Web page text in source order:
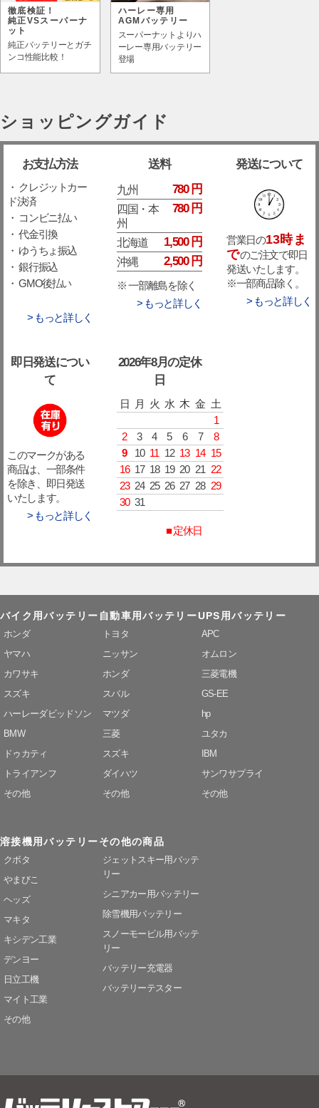
徹底検証！
純正VSスーパーナ
ット
純正バッテリーとガチ
ンコ性能比較！
ハーレー専用
AGMバッテリー
スーパーナットよりハ
ーレー専用バッテリー
登場
ショッピングガイド
お支払方法
・ クレジットカー
ド決済
・ コンビニ払い
・ 代金引換
・ ゆうちょ振込
・ 銀行振込
・ GMO後払い
> もっと詳しく
送料
九州 780 円
四国・本
州
780 円
北海道 1,500 円
沖縄 2,500 円
※ 一部離島を除く
> もっと詳しく
発送について
営業日の13時ま
でのご注文で即日
発送いたします。
※一部商品除く。
> もっと詳しく
即日発送につい
て
このマークがある
商品は、一部条件
を除き、即日発送
いたします。
> もっと詳しく
2026年8月の定休
日
日 月 火 水 木 金 土
1
2
3 4 5 6 7
8
9
10 11 12 13 14 15
16 17 18 19 20 21 22
23 24 25 26 27 28 29
30 31
■ 定休日
バイク用バッテリー
ホンダ
ヤマハ
カワサキ
スズキ
ハーレーダビッドソン
BMW
ドゥカティ
トライアンフ
その他
自動車用バッテリー
トヨタ
ニッサン
ホンダ
スバル
マツダ
三菱
スズキ
ダイハツ
その他
UPS用バッテリー
APC
オムロン
三菱電機
GS-EE
hp
ユタカ
IBM
サンワサプライ
その他
溶接機用バッテリー
クボタ
やまびこ
ヘッズ
マキタ
キシデン工業
デンヨー
日立工機
マイト工業
その他
その他の商品
ジェットスキー用バッテ
リー
シニアカー用バッテリー
除雪機用バッテリー
スノーモービル用バッテ
リー
バッテリー充電器
バッテリーテスター